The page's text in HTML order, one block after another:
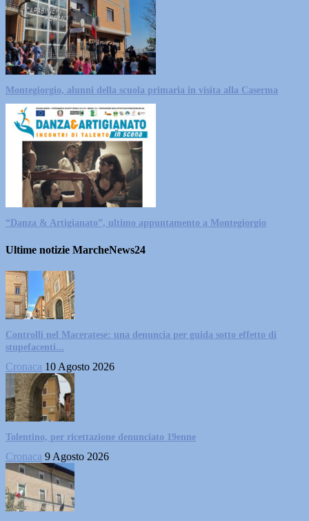
Montegiorgio, alunni della scuola primaria in visita alla Caserma
“Danza & Artigianato”, ultimo appuntamento a Montegiorgio
Ultime notizie MarcheNews24
Controlli nel Maceratese: una denuncia per guida sotto effetto di
stupefacenti...
Cronaca 10 Agosto 2026
Tolentino, per ricettazione denunciato 19enne
Cronaca 9 Agosto 2026